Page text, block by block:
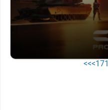
<<<17